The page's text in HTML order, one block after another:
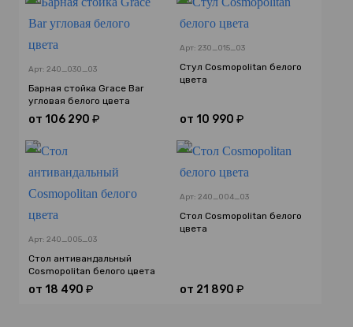
Арт: 240_030_03
Барная стойка Grace Bar
угловая белого цвета
от 106 290 ₽
Арт: 230_015_03
Стул Cosmopolitan белого
цвета
от 10 990 ₽
Арт: 240_005_03
Стол антивандальный
Cosmopolitan белого цвета
от 18 490 ₽
Арт: 240_004_03
Стол Cosmopolitan белого
цвета
от 21 890 ₽